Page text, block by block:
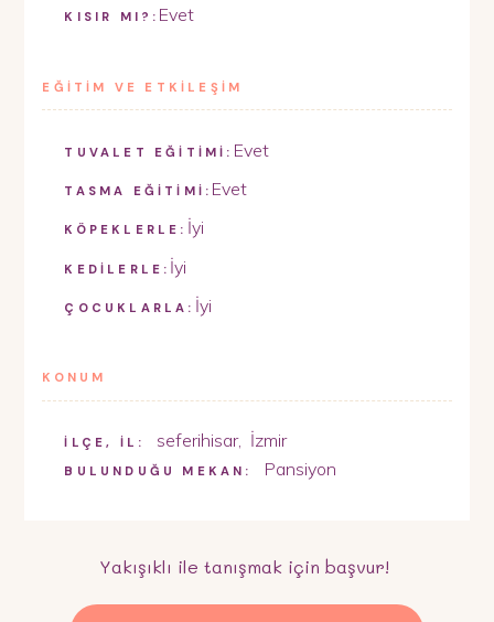
KISIR MI?: Evet
EĞİTİM VE ETKİLEŞİM
TUVALET EĞİTİMİ: Evet
TASMA EĞİTİMİ: Evet
KÖPEKLERLE: İyi
KEDİLERLE: İyi
ÇOCUKLARLA: İyi
KONUM
İLÇE, İL: seferihisar, İzmir
BULUNDUĞU MEKAN: Pansiyon
Yakışıklı ile tanışmak için başvur!